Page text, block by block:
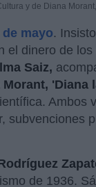
y de Diana
mayo.
el dinero de
Saiz,
Morant, 'Diana
Ambos
subvenciones
de 1936.